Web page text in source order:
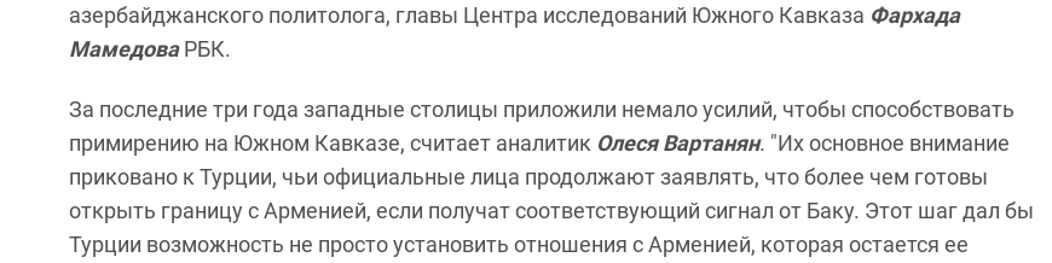
азербайджанского политолога, главы Центра исследований Южного Кавказа Фархада
МамедоваРБК.
За последние три года западные столицы приложили немало усилий, чтобы способствовать
примирению на Южном Кавказе, считает аналитик Олеся Вартанян. "Их основное внимание
приковано к Турции, чьи официальные лица продолжают заявлять, что более чем готовы
открыть границу с Арменией, если получат соответствующий сигнал от Баку. Этот шаг дал бы
Турции возможность не просто установить отношения с Арменией, которая остается ее